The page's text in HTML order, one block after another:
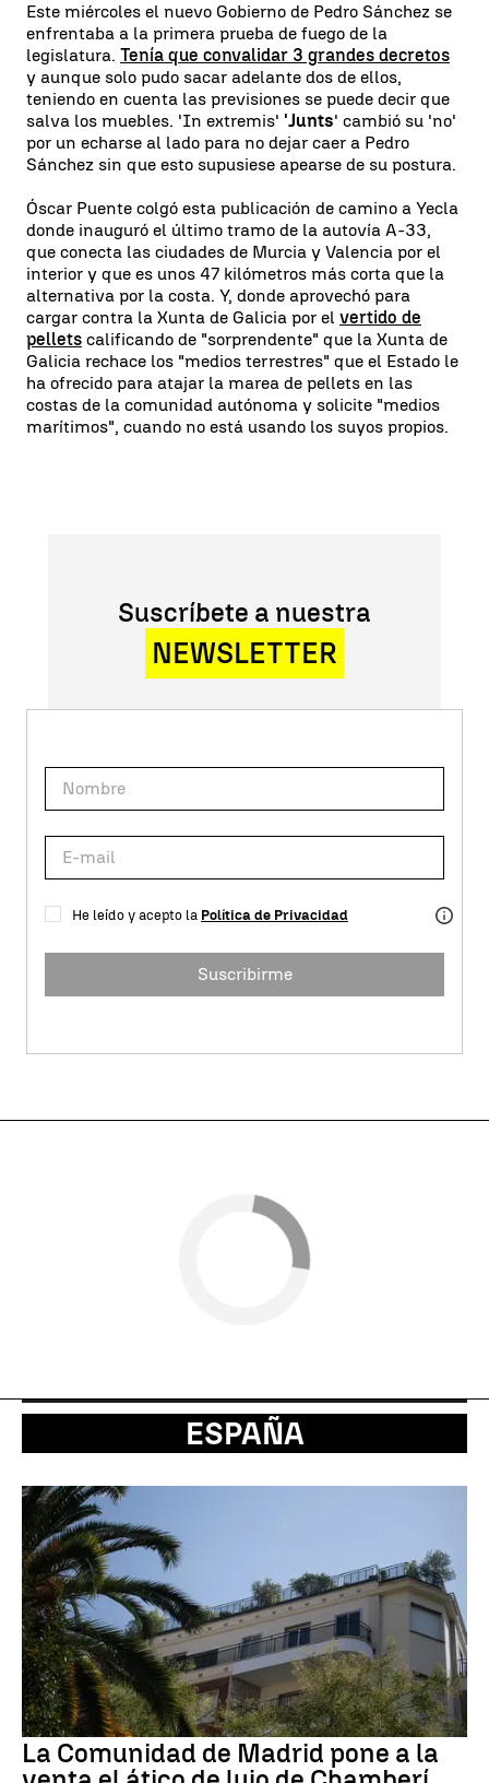
Este miércoles el nuevo Gobierno de Pedro Sánchez se
enfrentaba a la primera prueba de fuego de la
legislatura. Tenía que convalidar 3 grandes decretos
y aunque solo pudo sacar adelante dos de ellos,
teniendo en cuenta las previsiones se puede decir que
salva los muebles. 'In extremis' 'Junts' cambió su 'no'
por un echarse al lado para no dejar caer a Pedro
Sánchez sin que esto supusiese apearse de su postura.
Óscar Puente colgó esta publicación de camino a Yecla
donde inauguró el último tramo de la autovía A-33,
que conecta las ciudades de Murcia y Valencia por el
interior y que es unos 47 kilómetros más corta que la
alternativa por la costa. Y, donde aprovechó para
cargar contra la Xunta de Galicia por el vertido de
pellets calificando de "sorprendente" que la Xunta de
Galicia rechace los "medios terrestres" que el Estado le
ha ofrecido para atajar la marea de pellets en las
costas de la comunidad autónoma y solicite "medios
marítimos", cuando no está usando los suyos propios.
Suscríbete a nuestra
NEWSLETTER
He leído y acepto la Política de Privacidad
Suscribirme
ESPAÑA
La Comunidad de Madrid pone a la